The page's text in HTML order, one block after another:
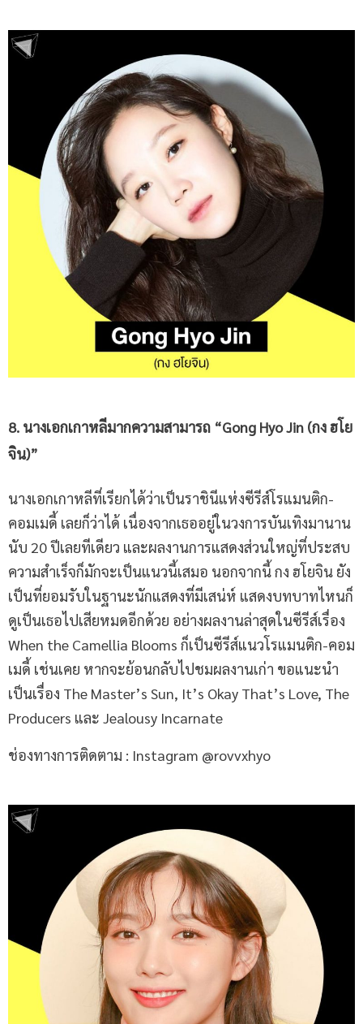
8. นางเอกเกาหลีมากความสามารถ “Gong Hyo Jin (กง ฮโย
จิน)”
นางเอกเกาหลีที่เรียกได้ว่าเป็นราชินีแห่งซีรีส์โรแมนติก-
คอมเมดี้ เลยก็ว่าได้ เนื่องจากเธออยู่ในวงการบันเทิงมานาน
นับ 20 ปีเลยทีเดียว และผลงานการแสดงส่วนใหญ่ที่ประสบ
ความสำเร็จก็มักจะเป็นแนวนี้เสมอ นอกจากนี้ กง ฮโยจิน ยัง
เป็นที่ยอมรับในฐานะนักแสดงที่มีเสน่ห์ แสดงบทบาทไหนก็
ดูเป็นเธอไปเสียหมดอีกด้วย อย่างผลงานล่าสุดในซีรีส์เรื่อง
When the Camellia Blooms ก็เป็นซีรีส์แนวโรแมนติก-คอม
เมดี้ เช่นเคย หากจะย้อนกลับไปชมผลงานเก่า ขอแนะนำ
เป็นเรื่อง The Master’s Sun, It’s Okay That’s Love, The
Producers และ Jealousy Incarnate
ช่องทางการติดตาม : Instagram @rovvxhyo